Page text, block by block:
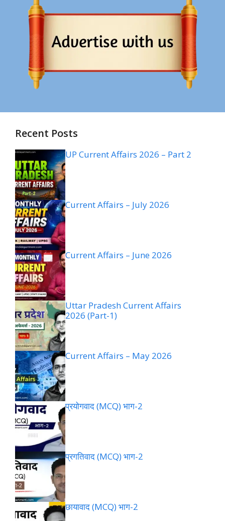
Recent Posts
UP Current Affairs 2026 – Part 2
Current Affairs – July 2026
Current Affairs – June 2026
Uttar Pradesh Current Affairs
2026 (Part-1)
Current Affairs – May 2026
प्रयोगवाद (MCQ) भाग-2
प्रगतिवाद (MCQ) भाग-2
छायावाद (MCQ) भाग-2